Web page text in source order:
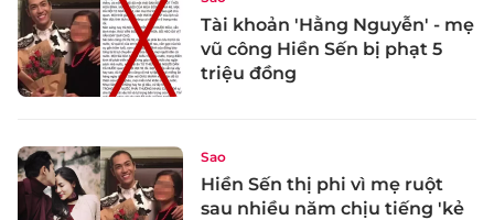
Tài khoản 'Hằng Nguyễn' - mẹ
vũ công Hiền Sến bị phạt 5
triệu đồng
Sao
Hiền Sến thị phi vì mẹ ruột
sau nhiều năm chịu tiếng 'kẻ